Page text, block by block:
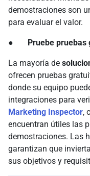
demostraciones son
para evaluar el valor.
● Pruebe pruebas
La mayoría de
ofrecen pruebas
donde su equipo
integraciones para
Marketing Inspector,
encuentran útiles las
demostraciones. Las
garantizan que
sus objetivos y